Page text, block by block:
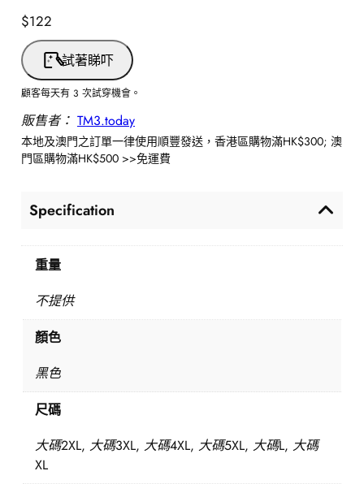
$122
試著睇吓
顧客每天有 3 次試穿機會。
販售者： TM3.today
本地及澳門之訂單一律使用順豐發送，香港區購物滿HK$300; 澳
門區購物滿HK$500 >>免運費
Specification
重量
不提供
顏色
黑色
尺碼
大碼2XL, 大碼3XL, 大碼4XL, 大碼5XL, 大碼L, 大碼
XL